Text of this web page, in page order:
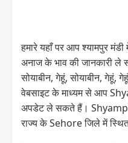
हमारे यहाँ पर आप श्यामपुर
अनाज के भाव की जानकारी ले
सोयाबीन, गेहूं, सोयाबीन, गेहूं,
वेबसाइट के माध्यम से आप
अपडेट ले सकते हैं।
राज्य के Sehore जिले में